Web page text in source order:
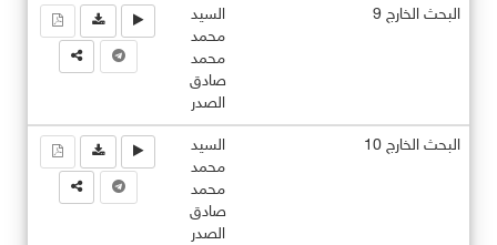
البحث الخارج 9
السيد
محمد
محمد
صادق
الصدر
البحث الخارج 10
السيد
محمد
محمد
صادق
الصدر